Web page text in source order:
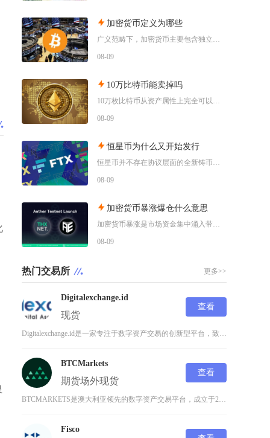
加密货币定义为哪些
广义范畴下，加密货币主要包含独立公链原生币种、依托现有区块链发行的各类同质化代币、多种机制
08-09
10万比特币能卖掉吗
10万枚比特币从资产属性上完全可以全部卖出，但无法在公开现货市场一次性市价成交，想要足额变
08-09
恒星币为什么又开始发行
恒星币并不存在协议层面的全新铸币增发，市场感知的“再次发行”，本质是恒星发展基金会持续释放
08-09
加密货币暴涨爆仓什么意思
加密货币暴涨是市场资金集中涌入带来的标的价格短时间快速拉升，爆仓仅发生在带杠杆的合约交易场
08-09
热门交易所 更多>>
Digitalexchange.id
现货
查看
Digitalexchange.id是一家专注于数字资产交易的创新型平台，致力于为用户提供
BTCMarkets
期货场外现货
查看
BTCMARKETS是澳大利亚领先的数字资产交易平台，成立于2015年，总部位于墨尔本。作
Fisco